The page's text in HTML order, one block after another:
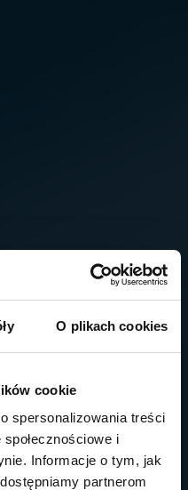
O plikach cookies
cookie
spersonalizowania treści
i
Informacje o tym, jak
partnerom